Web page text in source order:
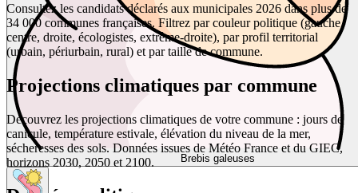
Brebis galeuses
Consultez les candidats déclarés aux municipales 2026 dans plus de
34 000 communes françaises. Filtrez par couleur politique (gauche,
centre, droite, écologistes, extrême-droite), par profil territorial
(urbain, périurbain, rural) et par taille de commune.
Projections climatiques par commune
Découvrez les projections climatiques de votre commune : jours de
canicule, température estivale, élévation du niveau de la mer,
sécheresses des sols. Données issues de Météo France et du GIEC,
horizons 2030, 2050 et 2100.